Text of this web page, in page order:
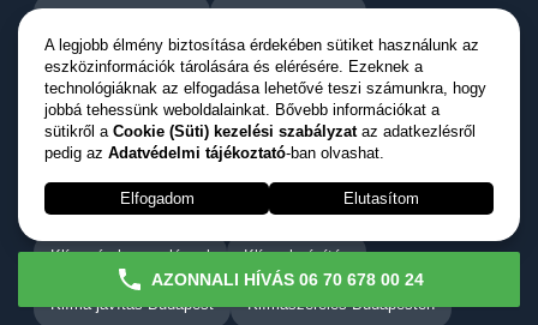
Gázkazán karbantartás Gázkazán szerelés
Gázkazán Szerelő Gázszerelő Budapest
Gázszerelő Mester Kazán javítás Kazán karbantartás
Kazán szerelés Kazán szerelő Kerti Pergola
Klíma árak szereléssel Klíma beépítés
Klíma javítás Budapest Klímaszerelés Budapesten
AZONNALI HÍVÁS 06 70 678 00 24
A legjobb élmény biztosítása érdekében sütiket használunk az
eszközinformációk tárolására és elérésére. Ezeknek a
technológiáknak az elfogadása lehetővé teszi számunkra, hogy
jobbá tehessünk weboldalainkat. Bővebb információkat a
sütikről a Cookie (Süti) kezelési szabályzataz adatkezlésről
pedig az Adatvédelmi tájékoztató-ban olvashat.
Elfogadom Elutasítom